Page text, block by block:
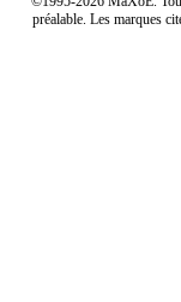
préalable. Les marques